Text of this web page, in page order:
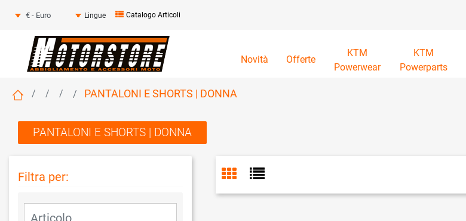
Seleziona una valuta
Lingue Catalogo Articoli
Novità Offerte
KTM
Powerwear
KTM
Powerparts
PANTALONI E SHORTS | DONNA
PANTALONI E SHORTS | DONNA
Filtra per:
La modifica di un filtro aggiorna automaticamente gli altri filtri disponibili.